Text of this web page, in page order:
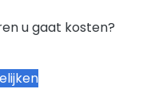
u gaat kosten?